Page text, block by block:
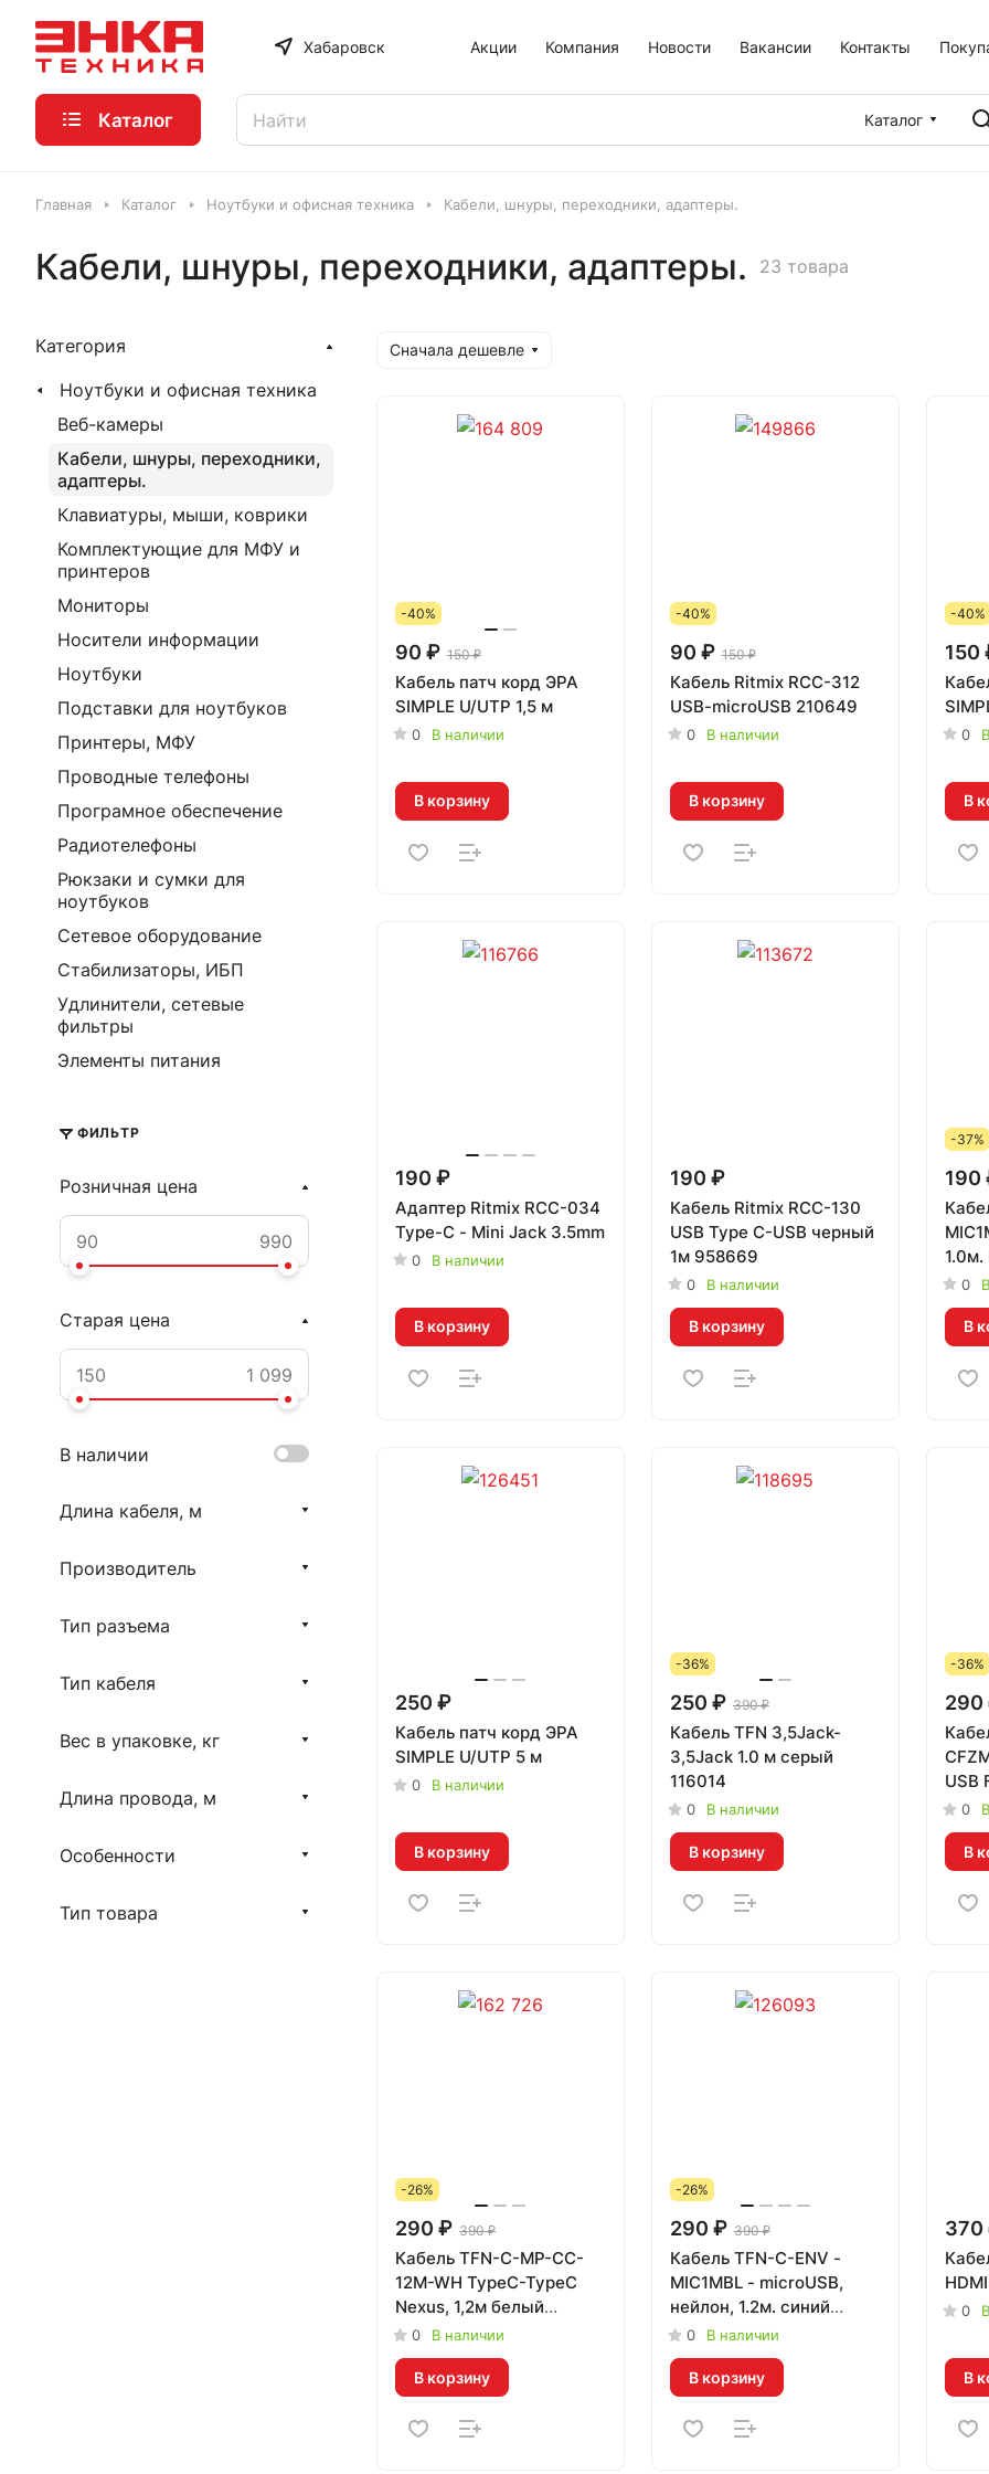
Хабаровск Акции Компания Новости Вакансии Контакты
Каталог
Каталог
Главная Каталог Ноутбуки и офисная техника Кабели, шнуры, переходники, адаптеры.
Кабели, шнуры, переходники, адаптеры. 23 товара
Сначала дешевле
-40%
90 ₽ 150 ₽
Кабель патч корд ЭРА
SIMPLE U/UTP 1,5 м
0 В наличии
В корзину
-40%
90 ₽ 150 ₽
Кабель Ritmix RCC-312
USB-microUSB 210649
0 В наличии
В корзину
-40%
150
0
В
190 ₽
Адаптер Ritmix RCC-034
Type-C - Mini Jack 3.5mm
0 В наличии
В корзину
190 ₽
Кабель Ritmix RCC-130
USB Type C-USB черный
1м 958669
0 В наличии
В корзину
-37%
190
1.0м.
0
В
250 ₽
Кабель патч корд ЭРА
SIMPLE U/UTP 5 м
0 В наличии
В корзину
-36%
250 ₽ 390 ₽
Кабель TFN 3,5Jack-
3,5Jack 1.0 м серый
116014
0 В наличии
В корзину
-36%
290
USB
0
В
-26%
290 ₽ 390 ₽
Кабель TFN-C-MP-CC-
12M-WH TypeC-TypeC
Nexus, 1,2м белый
444472
0 В наличии
В корзину
-26%
290 ₽ 390 ₽
Кабель TFN-С-ENV -
MIC1MBL - microUSB,
нейлон, 1.2м. синий
408294
0 В наличии
В корзину
370
0
В
Категория
Ноутбуки и офисная техника
Веб-камеры
Кабели, шнуры, переходники,
адаптеры.
Клавиатуры, мыши, коврики
Комплектующие для МФУ и
принтеров
Мониторы
Носители информации
Ноутбуки
Подставки для ноутбуков
Принтеры, МФУ
Проводные телефоны
Програмное обеспечение
Радиотелефоны
Рюкзаки и сумки для
ноутбуков
Сетевое оборудование
Стабилизаторы, ИБП
Удлинители, сетевые
фильтры
Элементы питания
ФИЛЬТР
Розничная цена
Старая цена
В наличии
Длина кабеля, м
Производитель
Тип разъема
Тип кабеля
Вес в упаковке, кг
Длина провода, м
Особенности
Тип товара